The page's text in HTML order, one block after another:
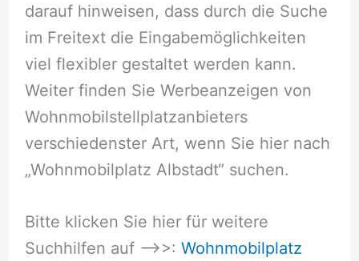
darauf hinweisen, dass durch die Suche
im Freitext die Eingabemöglichkeiten
viel flexibler gestaltet werden kann.
Weiter finden Sie Werbeanzeigen von
Wohnmobilstellplatzanbieters
verschiedenster Art, wenn Sie hier nach
„Wohnmobilplatz Albstadt“ suchen.
Bitte klicken Sie hier für weitere
Suchhilfen auf –>>: Wohnmobilplatz